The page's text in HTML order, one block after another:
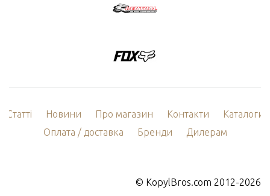
Статті Новини Про магазин Контакти
Каталоги
Оплата / доставка
Бренди Дилерам
© KopylBros.com 2012-2026